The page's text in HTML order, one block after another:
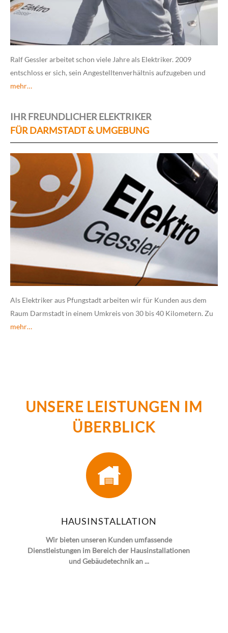
Ralf Gessler arbeitet schon viele Jahre als Elektriker. 2009
entschloss er sich, sein Angestelltenverhältnis aufzugeben und
mehr…
IHR FREUNDLICHER ELEKTRIKER
FÜR DARMSTADT & UMGEBUNG
Als Elektriker aus Pfungstadt arbeiten wir für Kunden aus dem
Raum Darmstadt in einem Umkreis von 30 bis 40 Kilometern. Zu
mehr…
UNSERE LEISTUNGEN IM
ÜBERBLICK
HAUSINSTALLATION
Wir bieten unseren Kunden umfassende
Dienstleistungen im Bereich der Hausinstallationen
und Gebäudetechnik an ...